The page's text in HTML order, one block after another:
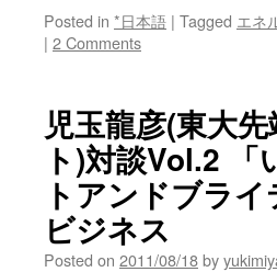
Posted in *日本語 | Tagged エネ
| 2 Comments
児玉龍彦(東大
ト)対談Vol.2
トアンドブラ
ビジネス
Posted on 2011/08/18by